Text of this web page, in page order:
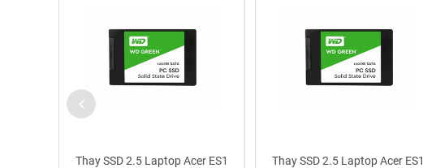
Thay SSD 2.5 Laptop Acer ES1
Thay SSD 2.5 Laptop Acer ES1